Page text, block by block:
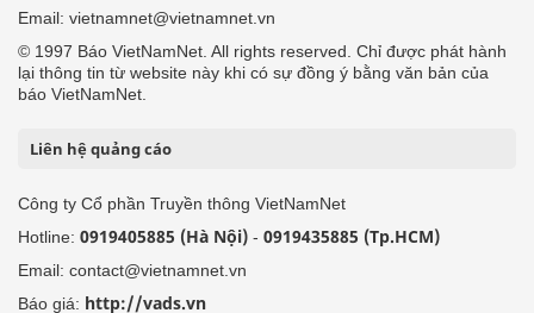
Email: vietnamnet@vietnamnet.vn
© 1997 Báo VietNamNet. All rights reserved. Chỉ được phát hành
lại thông tin từ website này khi có sự đồng ý bằng văn bản của
báo VietNamNet.
Liên hệ quảng cáo
Công ty Cổ phần Truyền thông VietNamNet
Hotline: 0919405885 (Hà Nội) - 0919435885 (Tp.HCM)
Email: contact@vietnamnet.vn
Báo giá: http://vads.vn